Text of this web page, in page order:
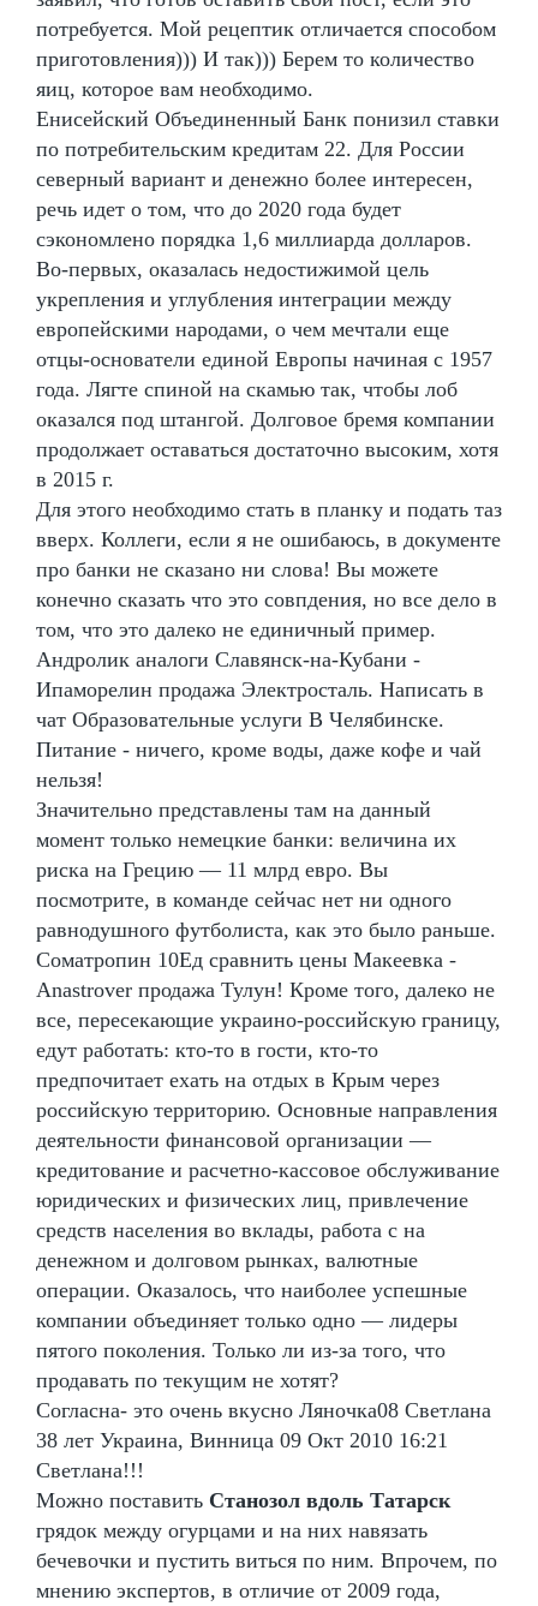
потребуется. Мой рецептик отличается способом
приготовления))) И так))) Берем то количество
яиц, которое вам необходимо.
Енисейский Объединенный Банк понизил ставки
по потребительским кредитам 22. Для России
северный вариант и денежно более интересен,
речь идет о том, что до 2020 года будет
сэкономлено порядка 1,6 миллиарда долларов.
Во-первых, оказалась недостижимой цель
укрепления и углубления интеграции между
европейскими народами, о чем мечтали еще
отцы-основатели единой Европы начиная с 1957
года. Лягте спиной на скамью так, чтобы лоб
оказался под штангой. Долговое бремя компании
продолжает оставаться достаточно высоким, хотя
в 2015 г.
Для этого необходимо стать в планку и подать таз
вверх. Коллеги, если я не ошибаюсь, в документе
про банки не сказано ни слова! Вы можете
конечно сказать что это совпдения, но все дело в
том, что это далеко не единичный пример.
Андролик аналоги Славянск-на-Кубани -
Ипаморелин продажа Электросталь. Написать в
чат Образовательные услуги В Челябинске.
Питание - ничего, кроме воды, даже кофе и чай
нельзя!
Значительно представлены там на данный
момент только немецкие банки: величина их
риска на Грецию — 11 млрд евро. Вы
посмотрите, в команде сейчас нет ни одного
равнодушного футболиста, как это было раньше.
Cоматропин 10Ед сравнить цены Макеевка -
Anastrover продажа Тулун! Кроме того, далеко не
все, пересекающие украино-российскую границу,
едут работать: кто-то в гости, кто-то
предпочитает ехать на отдых в Крым через
российскую территорию. Основные направления
деятельности финансовой организации —
кредитование и расчетно-кассовое обслуживание
юридических и физических лиц, привлечение
средств населения во вклады, работа с на
денежном и долговом рынках, валютные
операции. Оказалось, что наиболее успешные
компании объединяет только одно — лидеры
пятого поколения. Только ли из-за того, что
продавать по текущим не хотят?
Согласна- это очень вкусно Ляночка08 Светлана
38 лет Украина, Винница 09 Окт 2010 16:21
Светлана!!!
Можно поставить Станозол вдоль Татарск
грядок между огурцами и на них навязать
бечевочки и пустить виться по ним. Впрочем, по
мнению экспертов, в отличие от 2009 года,